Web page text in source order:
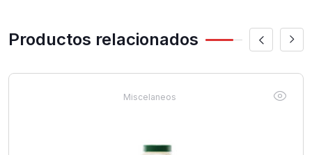
Productos relacionados
Miscelaneos